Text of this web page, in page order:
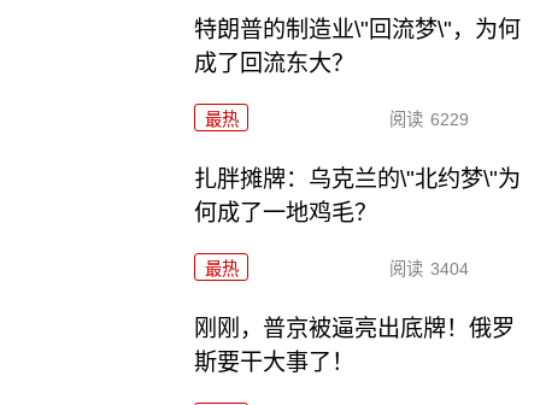
特朗普的制造业\"回流梦\"，为何
成了回流东大？
最热 阅读 6229
扎胖摊牌：乌克兰的\"北约梦\"为
何成了一地鸡毛？
最热 阅读 3404
刚刚，普京被逼亮出底牌！俄罗
斯要干大事了！